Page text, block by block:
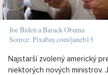
Joe Biden a Barack Obama
Source: Pixabay.com/janeb13
Najstarší zvolený americký
niektorých nových ministrov.